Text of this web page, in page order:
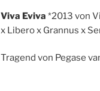
Viva Eviva *2013 von
x Libero x Grannus x
Tragend von Pegase